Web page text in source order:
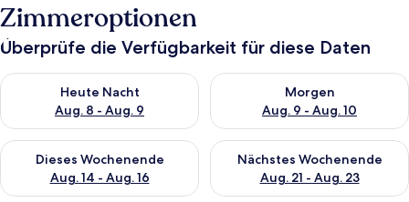
Zimmeroptionen
Überprüfe die Verfügbarkeit für diese Daten
Heute Nacht
Aug. 8 - Aug. 9
Überprüfe die Verfügbarkeit für heute Nacht, Aug. 8 - Aug. 9.
Morgen
Aug. 9 - Aug. 10
Überprüfe die Verfügbarkeit
Dieses Wochenende
Aug. 14 - Aug. 16
Überprüfe die Verfügbarkeit für dieses Wochenende, Aug. 14
Nächstes Wochenende
Aug. 21 - Aug. 23
Überprüfe die Verfügbarkeit